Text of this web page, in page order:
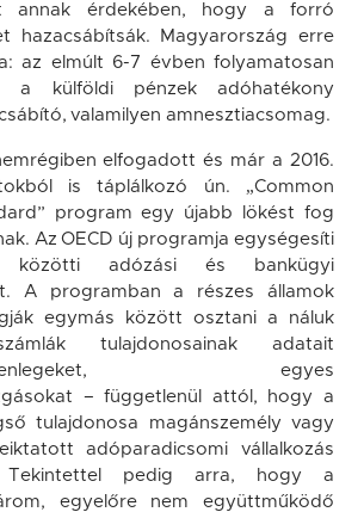
annak érdekében, hogy a forró
hazacsábítsák. Magyarország erre
az elmúlt 6-7 évben folyamatosan
a külföldi pénzek adóhatékony
valamilyen amnesztiacsomag.
elfogadott és már a 2016.
is táplálkozó ún. „Common
program egy újabb lökést fog
Az OECD új programja egységesíti
közötti adózási és bankügyi
A programban a részes államok
egymás között osztani a náluk
tulajdonosainak adatait
egyes
– függetlenül attól, hogy a
tulajdonosa magánszemély vagy
adóparadicsomi vállalkozás
Tekintettel pedig arra, hogy a
egyelőre nem együttműködő